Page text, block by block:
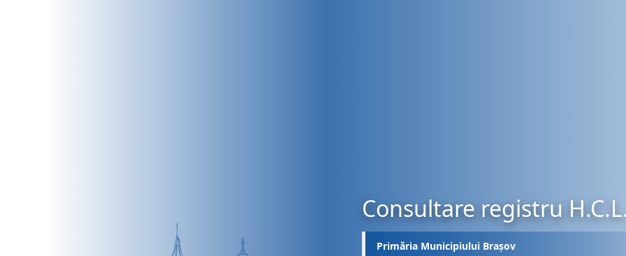
Consultare registru
Primăria Municipiului Brașov